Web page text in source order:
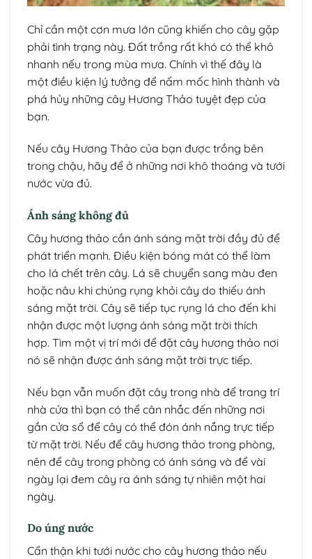
Chỉ cần một cơn mưa lớn cũng khiến cho cây gặp
phải tình trạng này. Đất trồng rất khó có thể khô
nhanh nếu trong mùa mưa. Chính vì thế đây là
một điều kiện lý tưởng để nấm mốc hình thành và
phá hủy những cây Hương Thảo tuyệt đẹp của
bạn.
Nếu cây Hương Thảo của bạn được trồng bên
trong chậu, hãy để ở những nơi khô thoáng và tưới
nước vừa đủ.
Ánh sáng không đủ
Cây hương thảo cần ánh sáng mặt trời đầy đủ để
phát triển mạnh. Điều kiện bóng mát có thể làm
cho lá chết trên cây. Lá sẽ chuyển sang màu đen
hoặc nâu khi chúng rụng khỏi cây do thiếu ánh
sáng mặt trời. Cây sẽ tiếp tục rụng lá cho đến khi
nhận được một lượng ánh sáng mặt trời thích
hợp. Tìm một vị trí mới để đặt cây hương thảo nơi
nó sẽ nhận được ánh sáng mặt trời trực tiếp.
Nếu bạn vẫn muốn đặt cây trong nhà để trang trí
nhà cửa thì bạn có thể cân nhắc đến những nơi
gần cửa sổ để cây có thể đón ánh nắng trực tiếp
từ mặt trời. Nếu để cây hương thảo trong phòng,
nên để cây trong phòng có ánh sáng và để vài
ngày lại đem cây ra ánh sáng tự nhiên một hai
ngày.
Do úng nước
Cẩn thận khi tưới nước cho cây hương thảo nếu